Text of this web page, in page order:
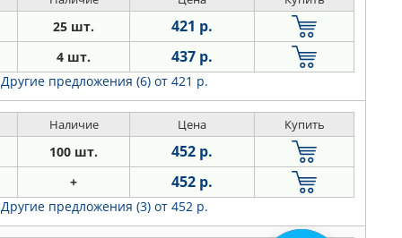
25 шт. 421 р.
4 шт. 437 р.
Другие предложения (6) от 421 р.
Наличие Цена Купить
100 шт. 452 р.
+ 452 р.
Другие предложения (3) от 452 р.